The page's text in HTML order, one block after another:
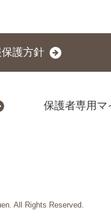
護方針
保護者専用マ
All Rights Reserved.